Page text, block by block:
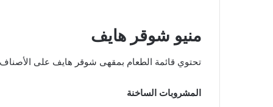
منيو شوقر هايف
تحتوي قائمة الطعام بمقهى شوقر هايف على الأصناف
المشروبات الساخنة